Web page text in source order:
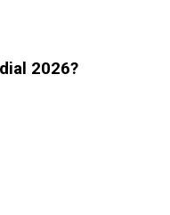
2026?